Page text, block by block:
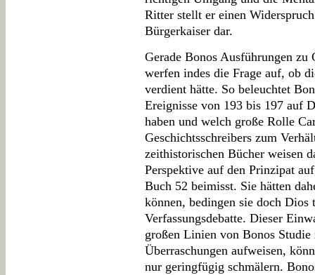
Ritter stellt er einen
Bürgerkaiser dar.
Gerade Bonos Ausführungen zu
werfen indes die Frage auf, ob
verdient hätte. So beleuchtet
Ereignisse von 193 bis 197 auf
haben und welch große Rolle
Geschichtsschreibers zum
zeithistorischen Bücher weisen
Perspektive auf den Prinzipat
Buch 52 beimisst. Sie hätten
können, bedingen sie doch
Verfassungsdebatte. Dieser
großen Linien von Bonos
Überraschungen aufweisen,
nur geringfügig schmälern.